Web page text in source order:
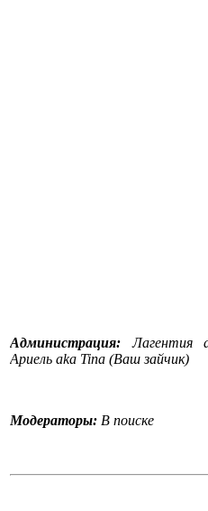
Администрация:
Лагентия
Ариель aka Tina (Ваш зайчик)
Модераторы: В поиске